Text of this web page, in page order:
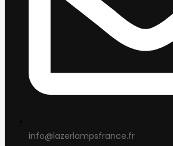
info@lazerlampsfrance.fr